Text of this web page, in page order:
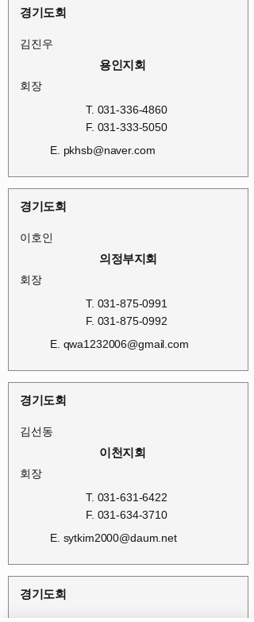
경기도회
김진우
용인지회
회장
T. 031-336-4860
F. 031-333-5050
E. pkhsb@naver.com
경기도회
이호인
의정부지회
회장
T. 031-875-0991
F. 031-875-0992
E. qwa1232006@gmail.com
경기도회
김선동
이천지회
회장
T. 031-631-6422
F. 031-634-3710
E. sytkim2000@daum.net
경기도회